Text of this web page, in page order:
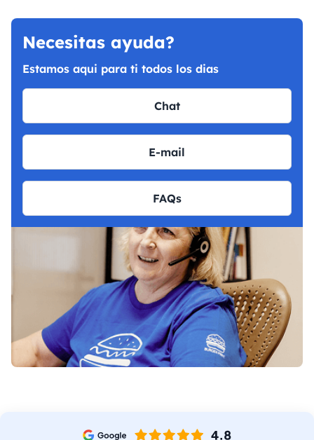
Necesitas ayuda?
Estamos aqui para ti todos los dias
Chat
E-mail
FAQs